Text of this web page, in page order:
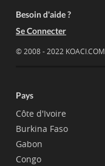
Besoin d'aide ?
Se Connecter
© 2008 - 2022 KOACI.COM
Pays
Côte d'Ivoire
Burkina Faso
Gabon
Congo